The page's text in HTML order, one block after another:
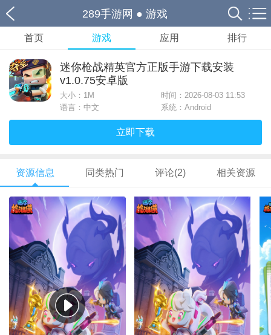
289手游网 ● 游戏
首页 游戏 应用 排行
迷你枪战精英官方正版手游下载安装
v1.0.75安卓版
大小： 1M
时间：2026-08-03 11:53
语言：中文
系统：Android
立即下载
资源信息 同类热门 评论(2) 相关资源